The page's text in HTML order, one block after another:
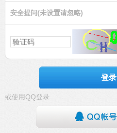
安全提问(未设置请忽略)
登录
或使用QQ登录